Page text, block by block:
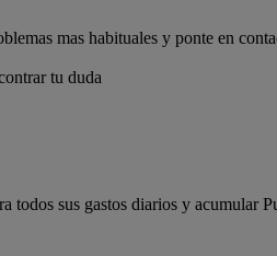
mas habituales y ponte en
tu duda
todos sus gastos diarios y